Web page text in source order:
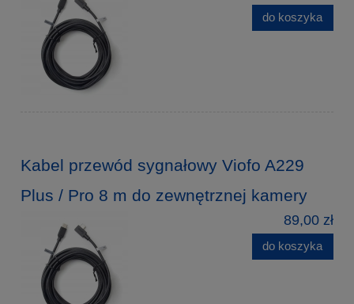
do koszyka
Kabel przewód sygnałowy Viofo A229
Plus / Pro 8 m do zewnętrznej kamery
89,00 zł
do koszyka